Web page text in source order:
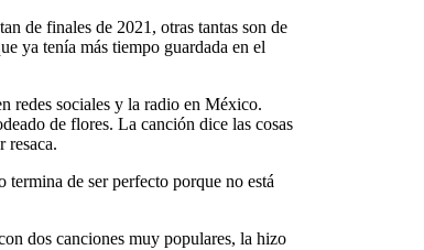
de finales de 2021, otras tantas son de
ya tenía más tiempo guardada en el
redes sociales y la radio en México.
de flores. La canción dice las cosas
resaca.
de ser perfecto porque no está
dos canciones muy populares, la hizo